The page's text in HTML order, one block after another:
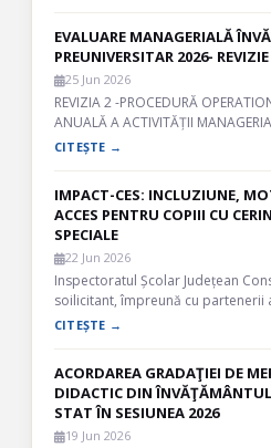
EVALUARE MANAGERIALĂ
PREUNIVERSITAR 2026- REVIZIE
25 Jun 2026
REVIZIA 2 -PROCEDURĂ
ANUALĂ A ACTIVITĂȚII
CITEȘTE →
IMPACT-CES: INCLUZIUNE,
ACCES PENTRU COPIII CU
SPECIALE
22 Jun 2026
Inspectoratul Școlar Județean
soilicitant, împreună cu partenerii
CITEȘTE →
ACORDAREA GRADAŢIEI DE
DIDACTIC DIN
STAT ÎN SESIUNEA 2026
19 Jun 2026